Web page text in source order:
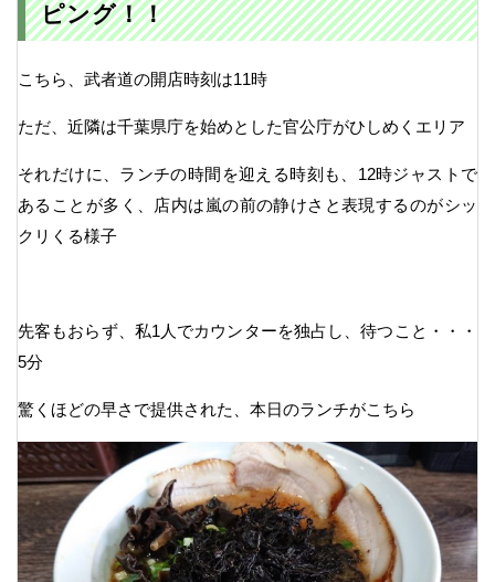
ピング！！
こちら、武者道の開店時刻は11時
ただ、近隣は千葉県庁を始めとした官公庁がひしめくエリア
それだけに、ランチの時間を迎える時刻も、12時ジャストで
あることが多く、店内は嵐の前の静けさと表現するのがシッ
クリくる様子
先客もおらず、私1人でカウンターを独占し、待つこと・・・
5分
驚くほどの早さで提供された、本日のランチがこちら